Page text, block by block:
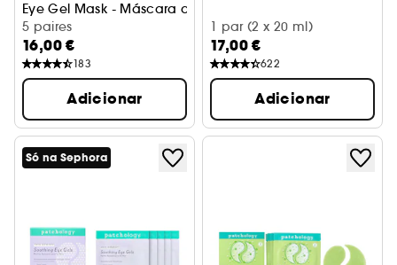
Eye Gel Mask - Máscara de Olhos em Gel
5 paires
16,00 €
183
Adicionar
1 par (2 x 20 ml)
17,00 €
622
Adicionar
Só na Sephora